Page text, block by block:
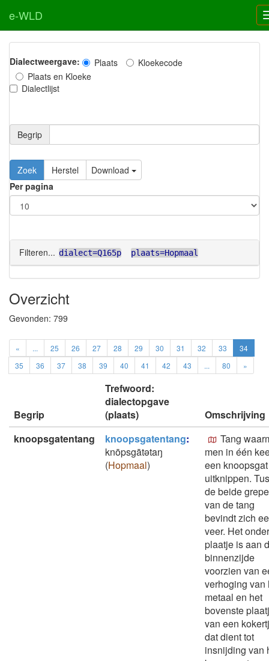
e-WLD
Dialectweergave: Plaats
Kloekecode
Plaats en Kloeke
Dialectlijst
Begrip
Zoek Herstel
Download
Per pagina
Filteren... dialect=Q165p plaats=Hopmaal
Overzicht
Gevonden: 799
« ... 25 26 27 28 29 30 31 32 33
34
35
36 37 38 39 40 41 42 43 ... 80 »
Begrip
Trefwoord:
dialectopgave
(plaats)
Omschrijving
knoopsgatentang
knoopsgatentang:
knōpsgātǝtaŋ
(Hopmaal)
Tang
men in één
een
uitknippen.
de beide
van de tang
bevindt zich
veer. Het
plaatje is aan
binnenzijde
voorzien van
verhoging van
metaal en het
bovenste
van een
dat dient tot
insnijding van